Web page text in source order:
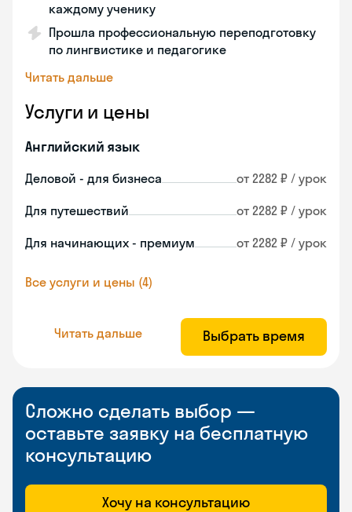
каждому ученику
Прошла профессиональную переподготовку
по лингвистике и педагогике
Читать дальше
Услуги и цены
Английский язык
Деловой - для бизнеса от 2282 ₽ / урок
Для путешествий от 2282 ₽ / урок
Для начинающих - премиум от 2282 ₽ / урок
Все услуги и цены (4)
Читать дальше Выбрать время
Сложно сделать выбор —
оставьте заявку на бесплатную
консультацию
Хочу на консультацию